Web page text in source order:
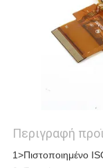
Περιγραφή
1>Πιστοποιημένο